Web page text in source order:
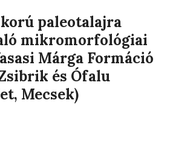
paleotalajra
mikromorfológiai
Márga Formáció
és Ófalu
Mecsek)